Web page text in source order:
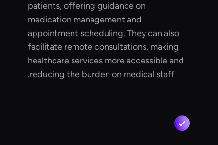
patients, offering guidance on
medication management and
appointment scheduling. They can also
facilitate remote consultations, making
healthcare services more accessible and
reducing the burden on medical staff.